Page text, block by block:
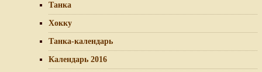
Танка
Хокку
Танка-календарь
Календарь 2016